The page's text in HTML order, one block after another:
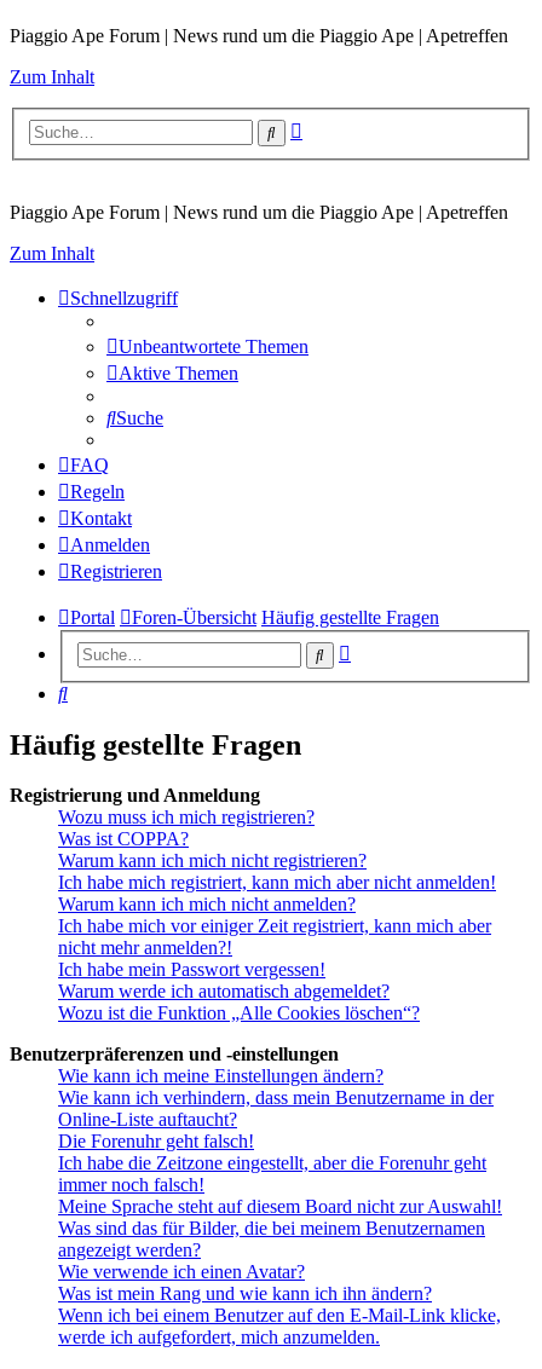
Piaggio Ape Forum | News rund um die Piaggio Ape | Apetreffen
Zum Inhalt
Suche
Piaggio Ape Forum | News rund um die Piaggio Ape | Apetreffen
Zum Inhalt
Schnellzugriff
Unbeantwortete Themen
Aktive Themen
Suche
FAQ
Regeln
Kontakt
Anmelden
Registrieren
Portal Foren-Übersicht Häufig gestellte Fragen
Suche
Suche
Häufig gestellte Fragen
Registrierung und Anmeldung
Wozu muss ich mich registrieren?
Was ist COPPA?
Warum kann ich mich nicht registrieren?
Ich habe mich registriert, kann mich aber nicht anmelden!
Warum kann ich mich nicht anmelden?
Ich habe mich vor einiger Zeit registriert, kann mich aber
nicht mehr anmelden?!
Ich habe mein Passwort vergessen!
Warum werde ich automatisch abgemeldet?
Wozu ist die Funktion „Alle Cookies löschen“?
Benutzerpräferenzen und -einstellungen
Wie kann ich meine Einstellungen ändern?
Wie kann ich verhindern, dass mein Benutzername in der
Online-Liste auftaucht?
Die Forenuhr geht falsch!
Ich habe die Zeitzone eingestellt, aber die Forenuhr geht
immer noch falsch!
Meine Sprache steht auf diesem Board nicht zur Auswahl!
Was sind das für Bilder, die bei meinem Benutzernamen
angezeigt werden?
Wie verwende ich einen Avatar?
Was ist mein Rang und wie kann ich ihn ändern?
Wenn ich bei einem Benutzer auf den E-Mail-Link klicke,
werde ich aufgefordert, mich anzumelden.